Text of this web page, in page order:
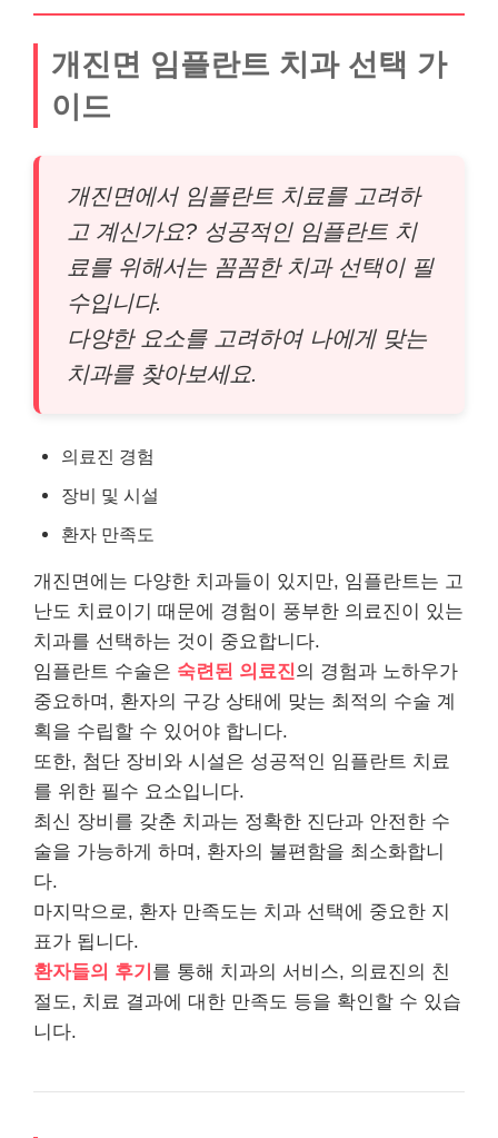
개진면 임플란트 치과 선택 가
이드
개진면에서 임플란트 치료를 고려하
고 계신가요? 성공적인 임플란트 치
료를 위해서는 꼼꼼한 치과 선택이 필
수입니다.
다양한 요소를 고려하여 나에게 맞는
치과를 찾아보세요.
의료진 경험
장비 및 시설
환자 만족도
개진면에는 다양한 치과들이 있지만, 임플란트는 고
난도 치료이기 때문에 경험이 풍부한 의료진이 있는
치과를 선택하는 것이 중요합니다.
임플란트 수술은 숙련된 의료진의 경험과 노하우가
중요하며, 환자의 구강 상태에 맞는 최적의 수술 계
획을 수립할 수 있어야 합니다.
또한, 첨단 장비와 시설은 성공적인 임플란트 치료
를 위한 필수 요소입니다.
최신 장비를 갖춘 치과는 정확한 진단과 안전한 수
술을 가능하게 하며, 환자의 불편함을 최소화합니
다.
마지막으로, 환자 만족도는 치과 선택에 중요한 지
표가 됩니다.
환자들의 후기 를 통해 치과의 서비스, 의료진의 친
절도, 치료 결과에 대한 만족도 등을 확인할 수 있습
니다.